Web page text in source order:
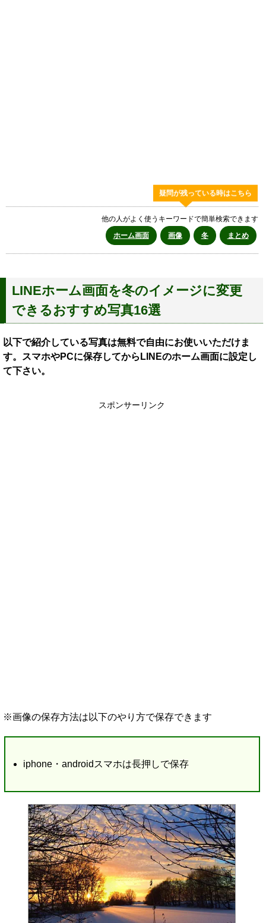
疑問が残っている時はこちら
他の人がよく使うキーワードで簡単検索できます
ホーム画面
画像 冬 まとめ
LINEホーム画面を冬のイメージに変更
できるおすすめ写真16選
以下で紹介している写真は無料で自由にお使いいただけま
す。スマホやPCに保存してからLINEのホーム画面に設定し
て下さい。
スポンサーリンク
※画像の保存方法は以下のやり方で保存できます
iphone・androidスマホは長押しで保存